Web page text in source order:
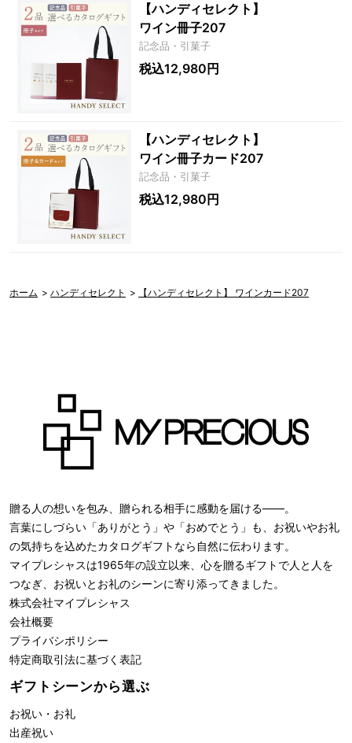
【ハンディセレクト】
ワイン冊子207
記念品・引菓子
税込12,980円
【ハンディセレクト】
ワイン冊子カード207
記念品・引菓子
税込12,980円
ホーム > ハンディセレクト > 【ハンディセレクト】 ワインカード207
贈る人の想いを包み、贈られる相手に感動を届ける――。
言葉にしづらい「ありがとう」や「おめでとう」も、お祝いやお礼
の気持ちを込めたカタログギフトなら自然に伝わります。
マイプレシャスは1965年の設立以来、心を贈るギフトで人と人を
つなぎ、お祝いとお礼のシーンに寄り添ってきました。
株式会社マイプレシャス
会社概要
プライバシポリシー
特定商取引法に基づく表記
ギフトシーンから選ぶ
お祝い・お礼
出産祝い